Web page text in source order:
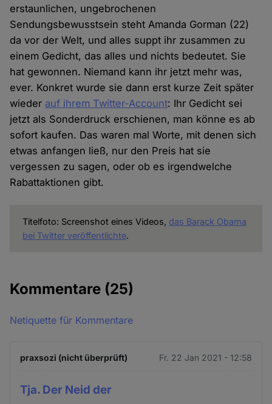
erstaunlichen, ungebrochenen
Sendungsbewusstsein steht Amanda Gorman (22)
da vor der Welt, und alles suppt ihr zusammen zu
einem Gedicht, das alles und nichts bedeutet. Sie
hat gewonnen. Niemand kann ihr jetzt mehr was,
ever. Konkret wurde sie dann erst kurze Zeit später
wieder auf ihrem Twitter-Account: Ihr Gedicht sei
jetzt als Sonderdruck erschienen, man könne es ab
sofort kaufen. Das waren mal Worte, mit denen sich
etwas anfangen ließ, nur den Preis hat sie
vergessen zu sagen, oder ob es irgendwelche
Rabattaktionen gibt.
Titelfoto: Screenshot eines Videos, das Barack Obama
bei Twitter veröffentlichte.
Kommentare (25)
Netiquette für Kommentare
praxsozi (nicht überprüft) Fr. 22 Jan 2021 - 12:58
Tja. Der Neid der